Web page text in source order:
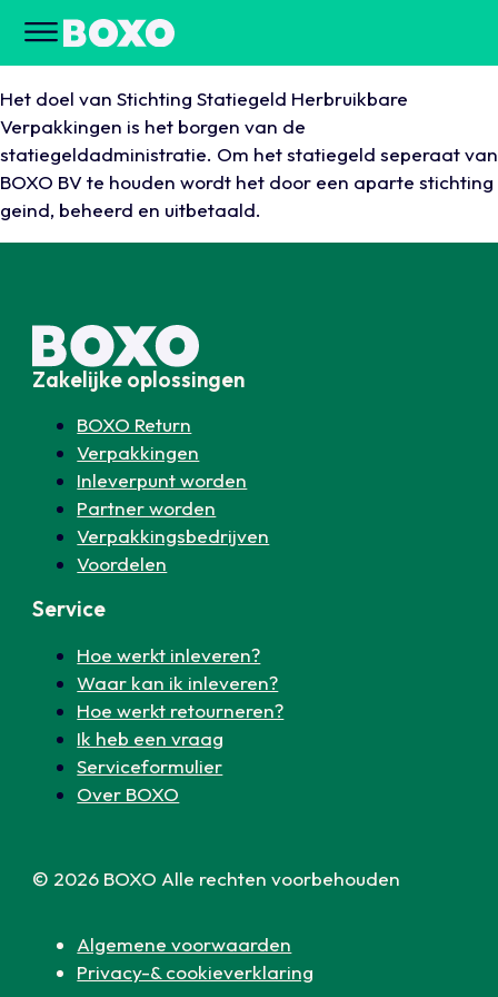
Het doel van Stichting Statiegeld Herbruikbare
Verpakkingen is het borgen van de
statiegeldadministratie. Om het statiegeld seperaat van
BOXO BV te houden wordt het door een aparte stichting
geind, beheerd en uitbetaald.
Zakelijke oplossingen
BOXO Return
Verpakkingen
Inleverpunt worden
Partner worden
Verpakkingsbedrijven
Voordelen
Service
Hoe werkt inleveren?
Waar kan ik inleveren?
Hoe werkt retourneren?
Ik heb een vraag
Serviceformulier
Over BOXO
© 2026 BOXO Alle rechten voorbehouden
Algemene voorwaarden
Privacy-& cookieverklaring